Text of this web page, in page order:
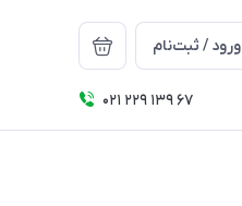
ورود / ثبت‌نام
021 229 139 67